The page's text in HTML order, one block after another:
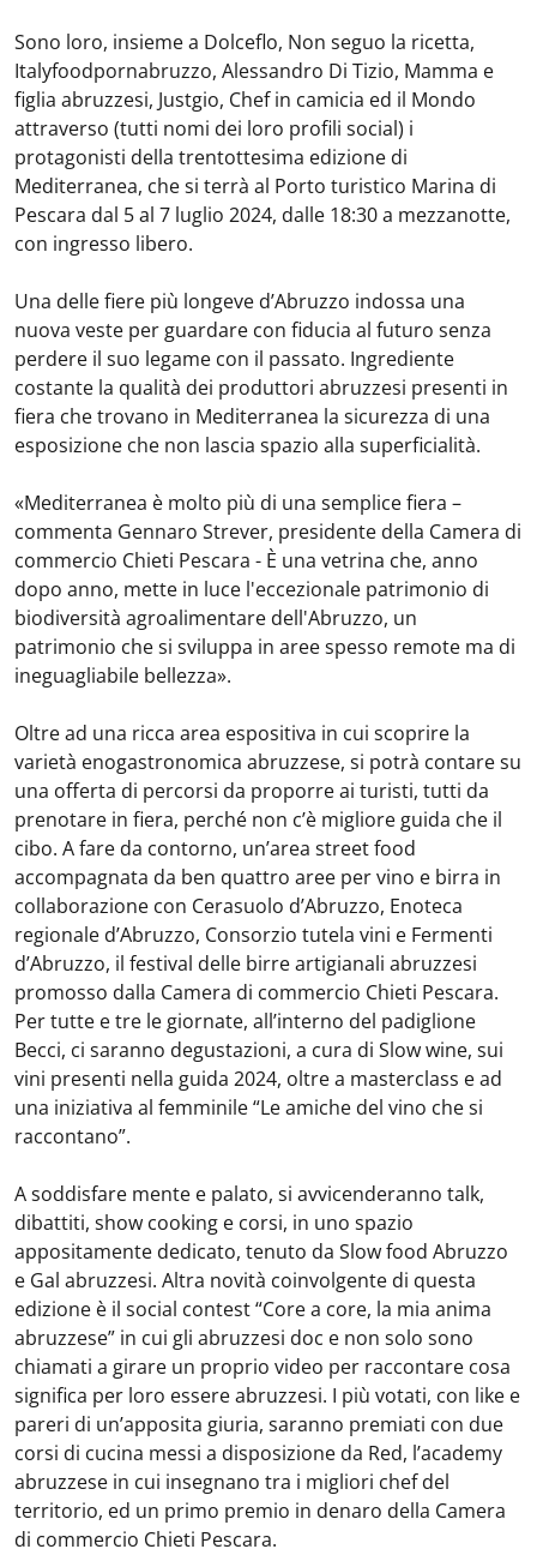
Sono loro, insieme a Dolceflo, Non seguo la ricetta,
Italyfoodpornabruzzo, Alessandro Di Tizio, Mamma e
figlia abruzzesi, Justgio, Chef in camicia ed il Mondo
attraverso (tutti nomi dei loro profili social) i
protagonisti della trentottesima edizione di
Mediterranea, che si terrà al Porto turistico Marina di
Pescara dal 5 al 7 luglio 2024, dalle 18:30 a mezzanotte,
con ingresso libero.
Una delle fiere più longeve d’Abruzzo indossa una
nuova veste per guardare con fiducia al futuro senza
perdere il suo legame con il passato. Ingrediente
costante la qualità dei produttori abruzzesi presenti in
fiera che trovano in Mediterranea la sicurezza di una
esposizione che non lascia spazio alla superficialità.
«Mediterranea è molto più di una semplice fiera –
commenta Gennaro Strever, presidente della Camera di
commercio Chieti Pescara - È una vetrina che, anno
dopo anno, mette in luce l'eccezionale patrimonio di
biodiversità agroalimentare dell'Abruzzo, un
patrimonio che si sviluppa in aree spesso remote ma di
ineguagliabile bellezza».
Oltre ad una ricca area espositiva in cui scoprire la
varietà enogastronomica abruzzese, si potrà contare su
una offerta di percorsi da proporre ai turisti, tutti da
prenotare in fiera, perché non c’è migliore guida che il
cibo. A fare da contorno, un’area street food
accompagnata da ben quattro aree per vino e birra in
collaborazione con Cerasuolo d’Abruzzo, Enoteca
regionale d’Abruzzo, Consorzio tutela vini e Fermenti
d’Abruzzo, il festival delle birre artigianali abruzzesi
promosso dalla Camera di commercio Chieti Pescara.
Per tutte e tre le giornate, all’interno del padiglione
Becci, ci saranno degustazioni, a cura di Slow wine, sui
vini presenti nella guida 2024, oltre a masterclass e ad
una iniziativa al femminile “Le amiche del vino che si
raccontano”.
A soddisfare mente e palato, si avvicenderanno talk,
dibattiti, show cooking e corsi, in uno spazio
appositamente dedicato, tenuto da Slow food Abruzzo
e Gal abruzzesi. Altra novità coinvolgente di questa
edizione è il social contest “Core a core, la mia anima
abruzzese” in cui gli abruzzesi doc e non solo sono
chiamati a girare un proprio video per raccontare cosa
significa per loro essere abruzzesi. I più votati, con like e
pareri di un’apposita giuria, saranno premiati con due
corsi di cucina messi a disposizione da Red, l’academy
abruzzese in cui insegnano tra i migliori chef del
territorio, ed un primo premio in denaro della Camera
di commercio Chieti Pescara.